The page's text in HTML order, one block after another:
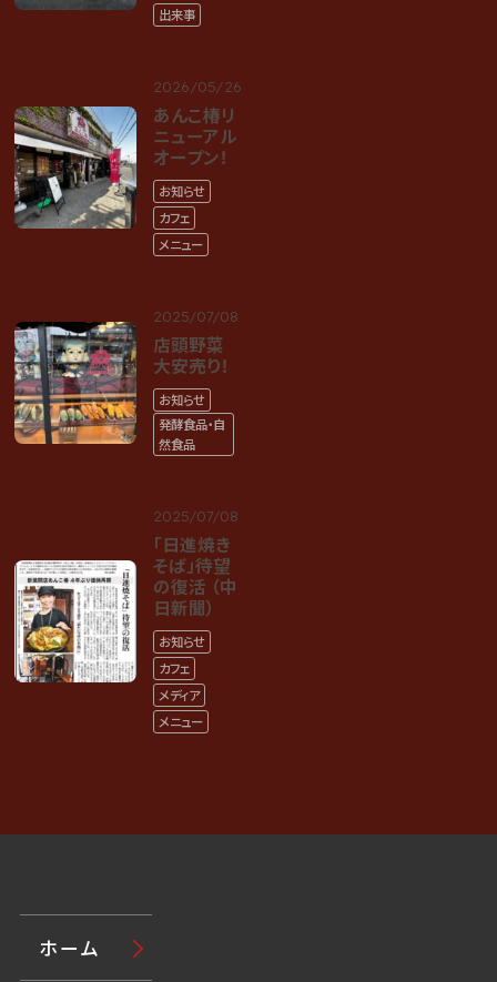
出来事
2026/05/26
あんこ椿リ
ニューアル
オープン！
お知らせ
カフェ
メニュー
2025/07/08
店頭野菜
大安売り！
お知らせ
発酵食品・自
然食品
2025/07/08
「日進焼き
そば」待望
の復活 （中
日新聞）
お知らせ
カフェ
メディア
メニュー
ホーム